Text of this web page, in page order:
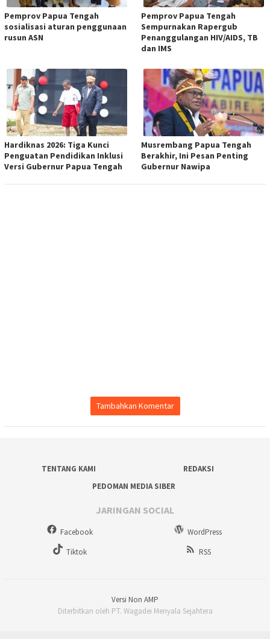
Pemprov Papua Tengah
sosialisasi aturan penggunaan
rusun ASN
Pemprov Papua Tengah
Sempurnakan Rapergub
Penanggulangan HIV/AIDS, TB
dan IMS
Hardiknas 2026: Tiga Kunci
Penguatan Pendidikan Inklusi
Versi Gubernur Papua Tengah
Musrembang Papua Tengah
Berakhir, Ini Pesan Penting
Gubernur Nawipa
Tambahkan Komentar
TENTANG KAMI
REDAKSI
PEDOMAN MEDIA SIBER
JARINGAN SOCIAL
Facebook
WordPress
Tiktok
RSS
Versi Non AMP
Diterbitkan oleh PT. Wagadei Menyala Sejahtera